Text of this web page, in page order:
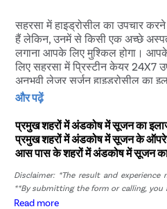
सहरसा में हाइड्रोसील का उपचार
हैं लेकिन, उनमें से किसी एक अच्छे
लगाना आपके लिए मुश्किल होगा।
लिए सहरसा में प्रिस्टीन केयर 24X7
अनुभवी लेजर सर्जन हाइड्रोसील का
प्रिस्टीन केयर आपको कम्पलीट केयर
सर्जरी के बाद स्वस्थ होने तक हम
हैं। सहरसा में हाइड्रोसील का इलाज
में मुफ़्त अपॉइंटमेंट बुक करें।
और पढ़ें
प्रमुख शहरों में अंडकोष में सूजन का
प्रमुख शहरों में अंडकोष में सूजन के
आस पास के शहरों में अंडकोष में सूजन
Disclaimer: *The result and
**By submitting the form or calling, you
and marketing communications.
Read more